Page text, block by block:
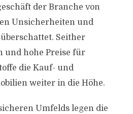
der Branche von
Unsicherheiten und
Seither
und hohe Preise für
die Kauf- und
weiter in die Höhe.
Umfelds legen die